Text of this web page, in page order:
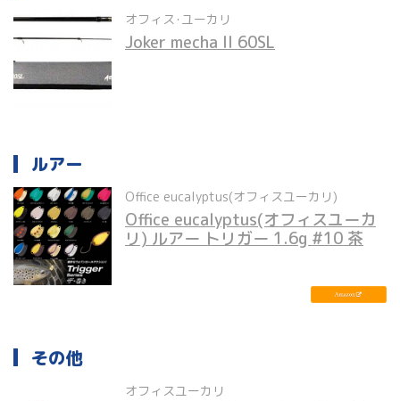
オフィス･ユーカリ
Joker mecha II 60SL
ルアー
Office eucalyptus(オフィスユーカリ)
Office eucalyptus(オフィスユーカ
リ) ルアー トリガー 1.6g #10 茶
その他
オフィスユーカリ